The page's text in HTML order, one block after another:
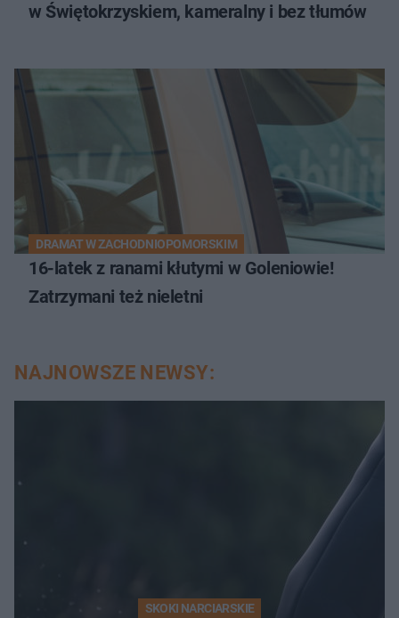
w Świętokrzyskiem, kameralny i bez tłumów
DRAMAT W ZACHODNIOPOMORSKIM
16-latek z ranami kłutymi w Goleniowie!
Zatrzymani też nieletni
NAJNOWSZE NEWSY:
SKOKI NARCIARSKIE